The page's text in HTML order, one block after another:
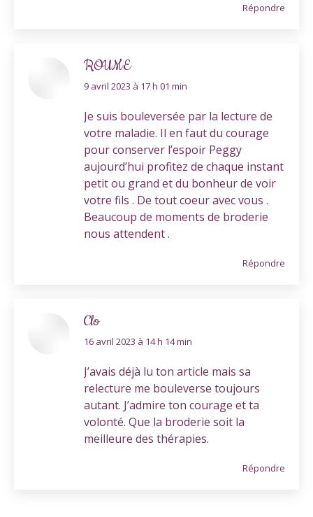
Répondre
ROUME
dit
9 avril 2023 à 17 h 01 min
Je suis bouleversée par la lecture de
votre maladie. Il en faut du courage
pour conserver l’espoir Peggy
aujourd’hui profitez de chaque instant
petit ou grand et du bonheur de voir
votre fils . De tout coeur avec vous .
Beaucoup de moments de broderie
nous attendent .
Répondre
Clo
dit
16 avril 2023 à 14 h 14 min
J’avais déjà lu ton article mais sa
relecture me bouleverse toujours
autant. J’admire ton courage et ta
volonté. Que la broderie soit la
meilleure des thérapies.
Répondre